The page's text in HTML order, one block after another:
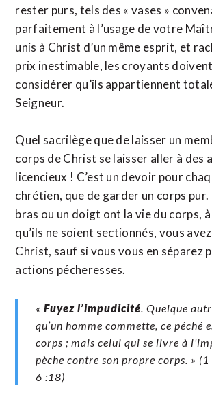
rester purs, tels des « vases »
parfaitement à l’usage de votre
unis à Christ d’un même esprit, et
prix inestimable, les croyants doivent
considérer qu’ils appartiennent
Seigneur.
Quel sacrilège que de laisser un
corps de Christ se laisser aller à des
licencieux ! C’est un devoir pour
chrétien, que de garder un corps pur.
bras ou un doigt ont la vie du corps,
qu’ils ne soient sectionnés, vous
Christ, sauf si vous vous en séparez
actions pécheresses.
«Fuyez l’impudicité. Quelque
qu’un homme commette, ce péché
corps ; mais celui qui se livre à
pèche contre son propre corps. »
6 :18)